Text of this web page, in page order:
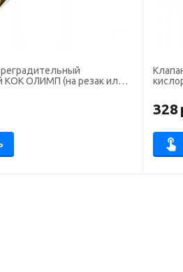
КОК ОЛИМП (на резак или
328